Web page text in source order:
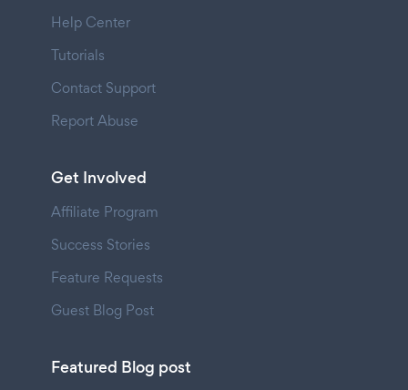
Help Center
Tutorials
Contact Support
Report Abuse
Get Involved
Affiliate Program
Success Stories
Feature Requests
Guest Blog Post
Featured Blog post